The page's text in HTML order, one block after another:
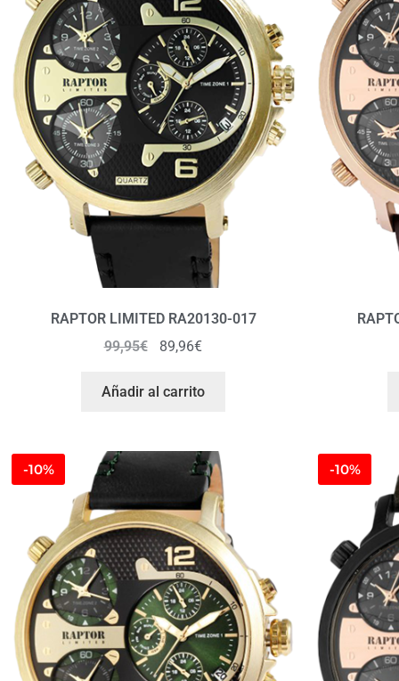
RAPTOR LIMITED RA20130-017
99,95€ 89,96€
Añadir al carrito
-10% -10%